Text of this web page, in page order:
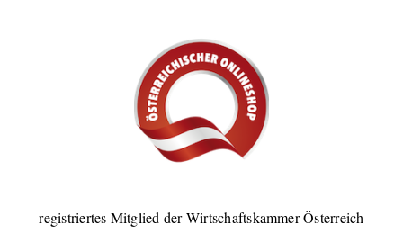
registriertes Mitglied der Wirtschaftskammer Österreich